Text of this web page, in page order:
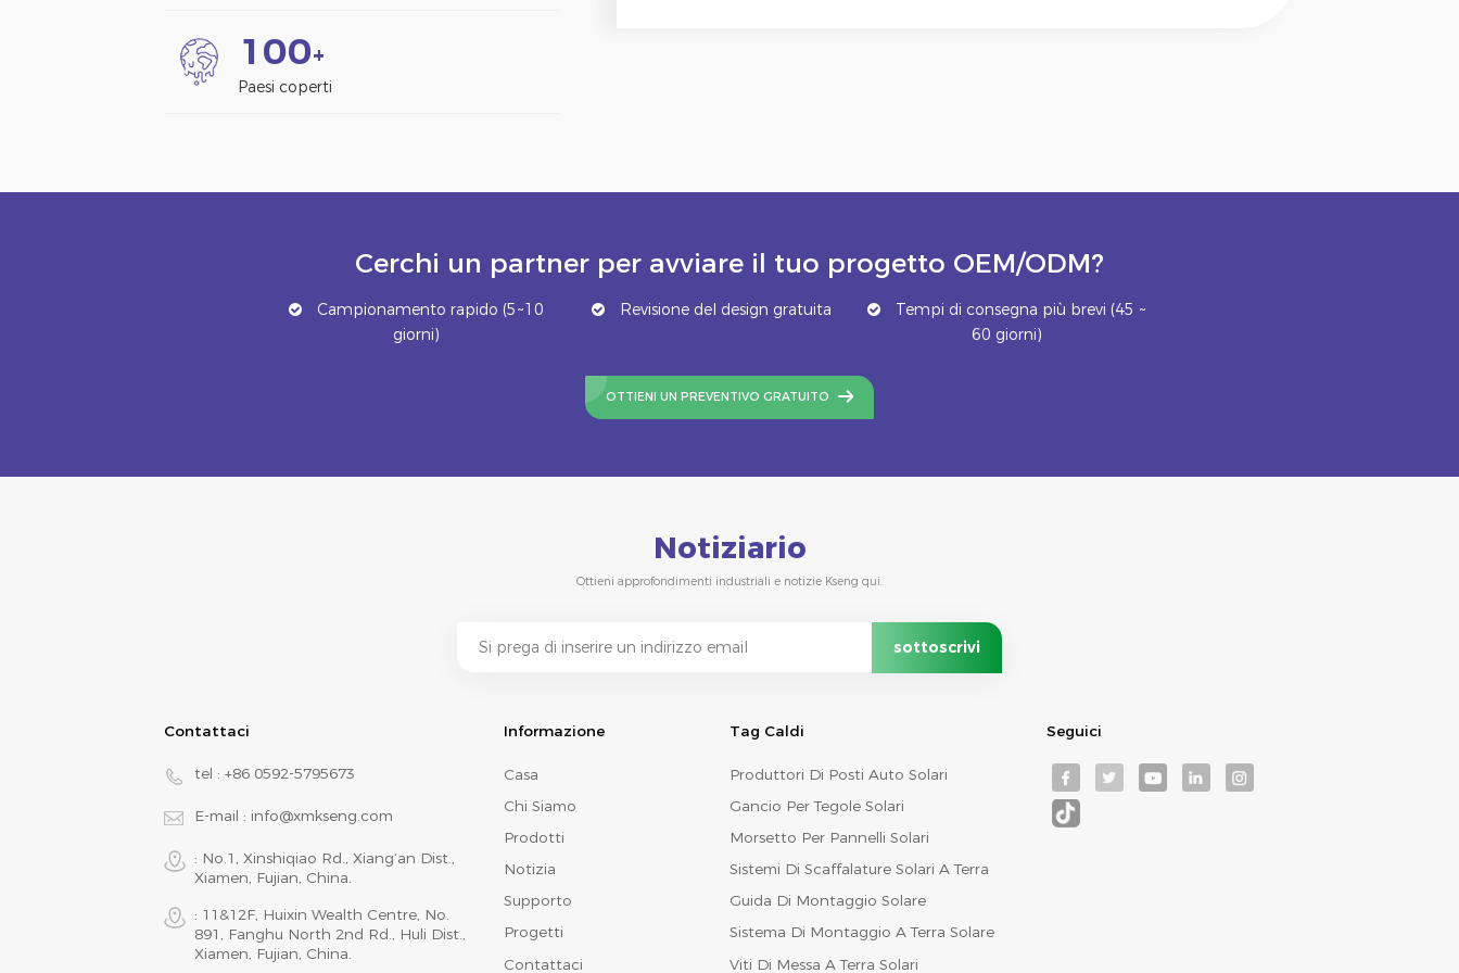
1 00+
Paesi coperti
Cerchi un partner per avviare il tuo progetto OEM/ODM?
Campionamento rapido (5~10
giorni)
Revisione del design gratuita
Tempi di consegna più brevi (45 ~
60 giorni)
OTTIENI UN PREVENTIVO GRATUITO
Notiziario
Ottieni approfondimenti industriali e notizie Kseng qui.
Contattaci
tel : +86 0592-5795673
E-mail : info@xmkseng.com
: No.1, Xinshiqiao Rd., Xiang‘an Dist.,
Xiamen, Fujian, China.
: 11&12F, Huixin Wealth Centre, No.
891, Fanghu North 2nd Rd., Huli Dist.,
Xiamen, Fujian, China.
Informazione
Casa
Chi Siamo
Prodotti
Notizia
Supporto
Progetti
Contattaci
Tag Caldi
Produttori Di Posti Auto Solari
Gancio Per Tegole Solari
Morsetto Per Pannelli Solari
Sistemi Di Scaffalature Solari A Terra
Guida Di Montaggio Solare
Sistema Di Montaggio A Terra Solare
Viti Di Messa A Terra Solari
Seguici